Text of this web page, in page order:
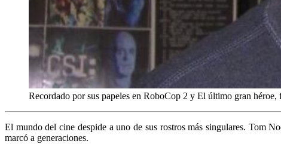
Recordado por sus papeles en RoboCop 2 y El último gran héroe,
El mundo del cine despide a uno de sus rostros más singulares. Tom
marcó a generaciones.